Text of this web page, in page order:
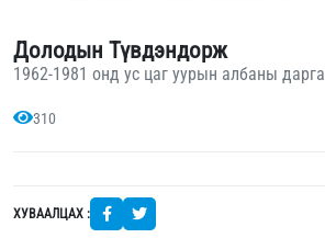
Долодын Түвдэндорж
1962-1981 онд ус цаг уурын албаны дарга
310
ХУВААЛЦАХ :